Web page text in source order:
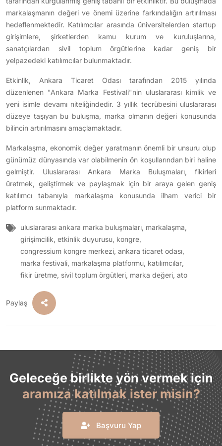
markalaşmanın değeri ve önemi üzerine farkındalığın artırılması
hedeflenmektedir. Katılımcılar arasında üniversitelerden startup
girişimlere, şirketlerden kamu kurum ve kuruluşlarına,
sanatçılardan sivil toplum örgütlerine kadar geniş bir
yelpazedeki katılımcılar bulunmaktadır.
Etkinlik, Ankara Ticaret Odası tarafından 2015 yılında
düzenlenen "Ankara Marka Festivali"nin uluslararası kimlik ve
yeni isimle devamı niteliğindedir. 3 yıllık tecrübesini uluslararası
düzeye taşıyan bu buluşma, marka olmanın değeri konusunda
bilincin artırılmasını amaçlamaktadır.
Markalaşma, ekonomik değer yaratmanın önemli bir unsuru olup
günümüz dünyasında var olabilmenin ön koşullarından biri haline
gelmiştir. Uluslararası Ankara Marka Buluşmaları, fikirleri
üretmek, geliştirmek ve paylaşmak için bir araya gelen geniş
katılımcı tabanıyla markalaşma konusunda ilham verici bir
platform sunmaktadır.
uluslararası ankara marka buluşmaları, markalaşma,
girişimcilik, etkinlik duyurusu, kongre,
congressium kongre merkezi, ankara ticaret odası,
marka festivali, markalaşma platformu, katılımcılar,
fikir üretme, sivil toplum örgütleri, marka değeri, ato
Paylaş
Geleceğe birlikte yön vermek için
aramıza katılmak ister misin?
Başvuru Yap